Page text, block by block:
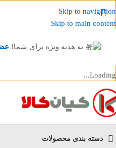
یه هدیه ویژه برای شما!
Loading...
Skip to navigation
Skip to main content
دسته بندی محصولات